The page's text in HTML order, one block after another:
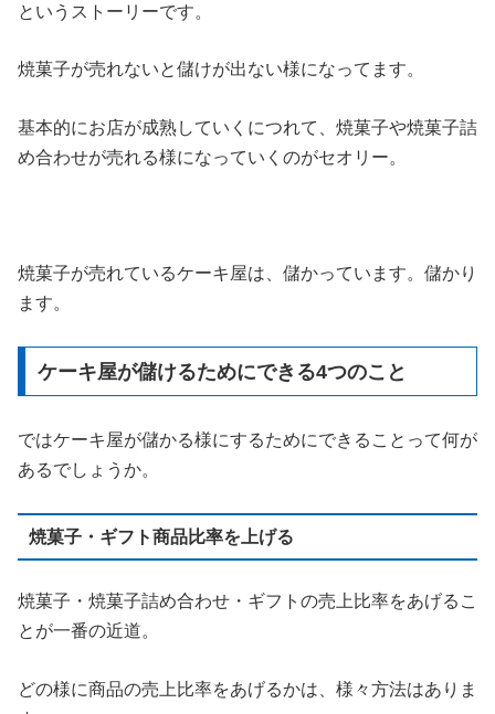
というストーリーです。
焼菓子が売れないと儲けが出ない様になってます。
基本的にお店が成熟していくにつれて、焼菓子や焼菓子詰
め合わせが売れる様になっていくのがセオリー。
焼菓子が売れているケーキ屋は、儲かっています。儲かり
ます。
ケーキ屋が儲けるためにできる4つのこと
ではケーキ屋が儲かる様にするためにできることって何が
あるでしょうか。
焼菓子・ギフト商品比率を上げる
焼菓子・焼菓子詰め合わせ・ギフトの売上比率をあげるこ
とが一番の近道。
どの様に商品の売上比率をあげるかは、様々方法はありま